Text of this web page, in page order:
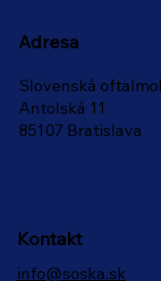
Adresa
Slovenská
Antolská 11
85107 Bratislava
Kontakt
info@soska.sk